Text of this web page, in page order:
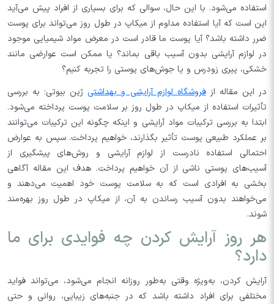
استفاده می‌شود. با این حال، سوالی که برای بسیاری از افراد پیش می‌آید
این است که آیا استفاده مداوم از میکاپ در طول روز می‌تواند برای پوست
ضرر داشته باشد؟ آیا پوست ما قادر است در معرض مواد شیمیایی موجود
در لوازم آرایشی بدون آسیب باقی بماند؟ یا ممکن است عوارضی مانند
خشکی، پیری زودرس و یا جوش‌های پوستی را تجربه کنیم؟
در این مقاله ازفروشگاه لوازم آرایشی و بهداشتی ژین بیوتی؛ به بررسی
تأثیرات استفاده از میکاپ در طول روز بر سلامت پوست پرداخته می‌شود.
ابتدا به بررسی ترکیبات مواد آرایشی و اینکه چگونه این ترکیبات می‌توانند
بر عملکرد طبیعی پوست تأثیر بگذارند، خواهیم پرداخت. سپس به عوارض
احتمالی استفاده نادرست از لوازم آرایشی و روش‌های پیشگیری از
آسیب‌های پوستی ناشی از آن خواهیم پرداخت. هدف این مقاله آگاهی
بخشی به افرادی است که به سلامت پوست خود اهمیت می‌دهند و
می‌خواهند بدون آسیب رساندن به آن، از میکاپ در طول روز بهره‌مند
شوند.
هر روز آرایش کردن چه فوایدی برای ما
دارد؟
آرایش کردن، به‌ویژه وقتی به‌طور روزانه انجام می‌شود، می‌تواند فواید
مختلفی برای افراد داشته باشد که در جنبه‌های زیبایی، روانی و حتی